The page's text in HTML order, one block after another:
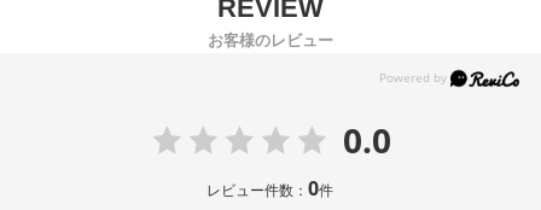
お客様のレビュー
0.0
レビュー件数：0件